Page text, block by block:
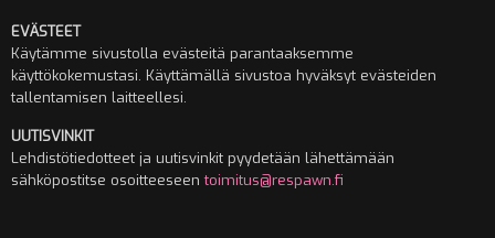
EVÄSTEET
Käytämme sivustolla evästeitä parantaaksemme
käyttökokemustasi. Käyttämällä sivustoa hyväksyt evästeiden
tallentamisen laitteellesi.
UUTISVINKIT
Lehdistötiedotteet ja uutisvinkit pyydetään lähettämään
sähköpostitse osoitteeseentoimitus@respawn.fi